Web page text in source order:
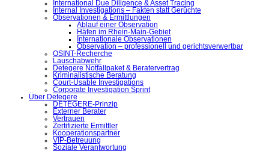
International Due Diligence & Asset Tracing
Internal Investigations – Fakten statt Gerüchte
Observationen & Ermittlungen
Ablauf einer Observation
Häfen im Rhein-Main-Gebiet
Internationale Observationen
Observation – professionell und gerichtsverwertbar
OSINT-Recherche
Lauschabwehr
Detegere Notfallpaket & Beratervertrag
Kriminalistische Beratung
Court-Usable Investigations
Corporate Investigation Sprint
Über Detegere
DETEGERE-Prinzip
Externer Berater
Vertrauen
Zertifizierte Ermittler
Kooperationspartner
VIP-Betreuung
Soziale Verantwortung